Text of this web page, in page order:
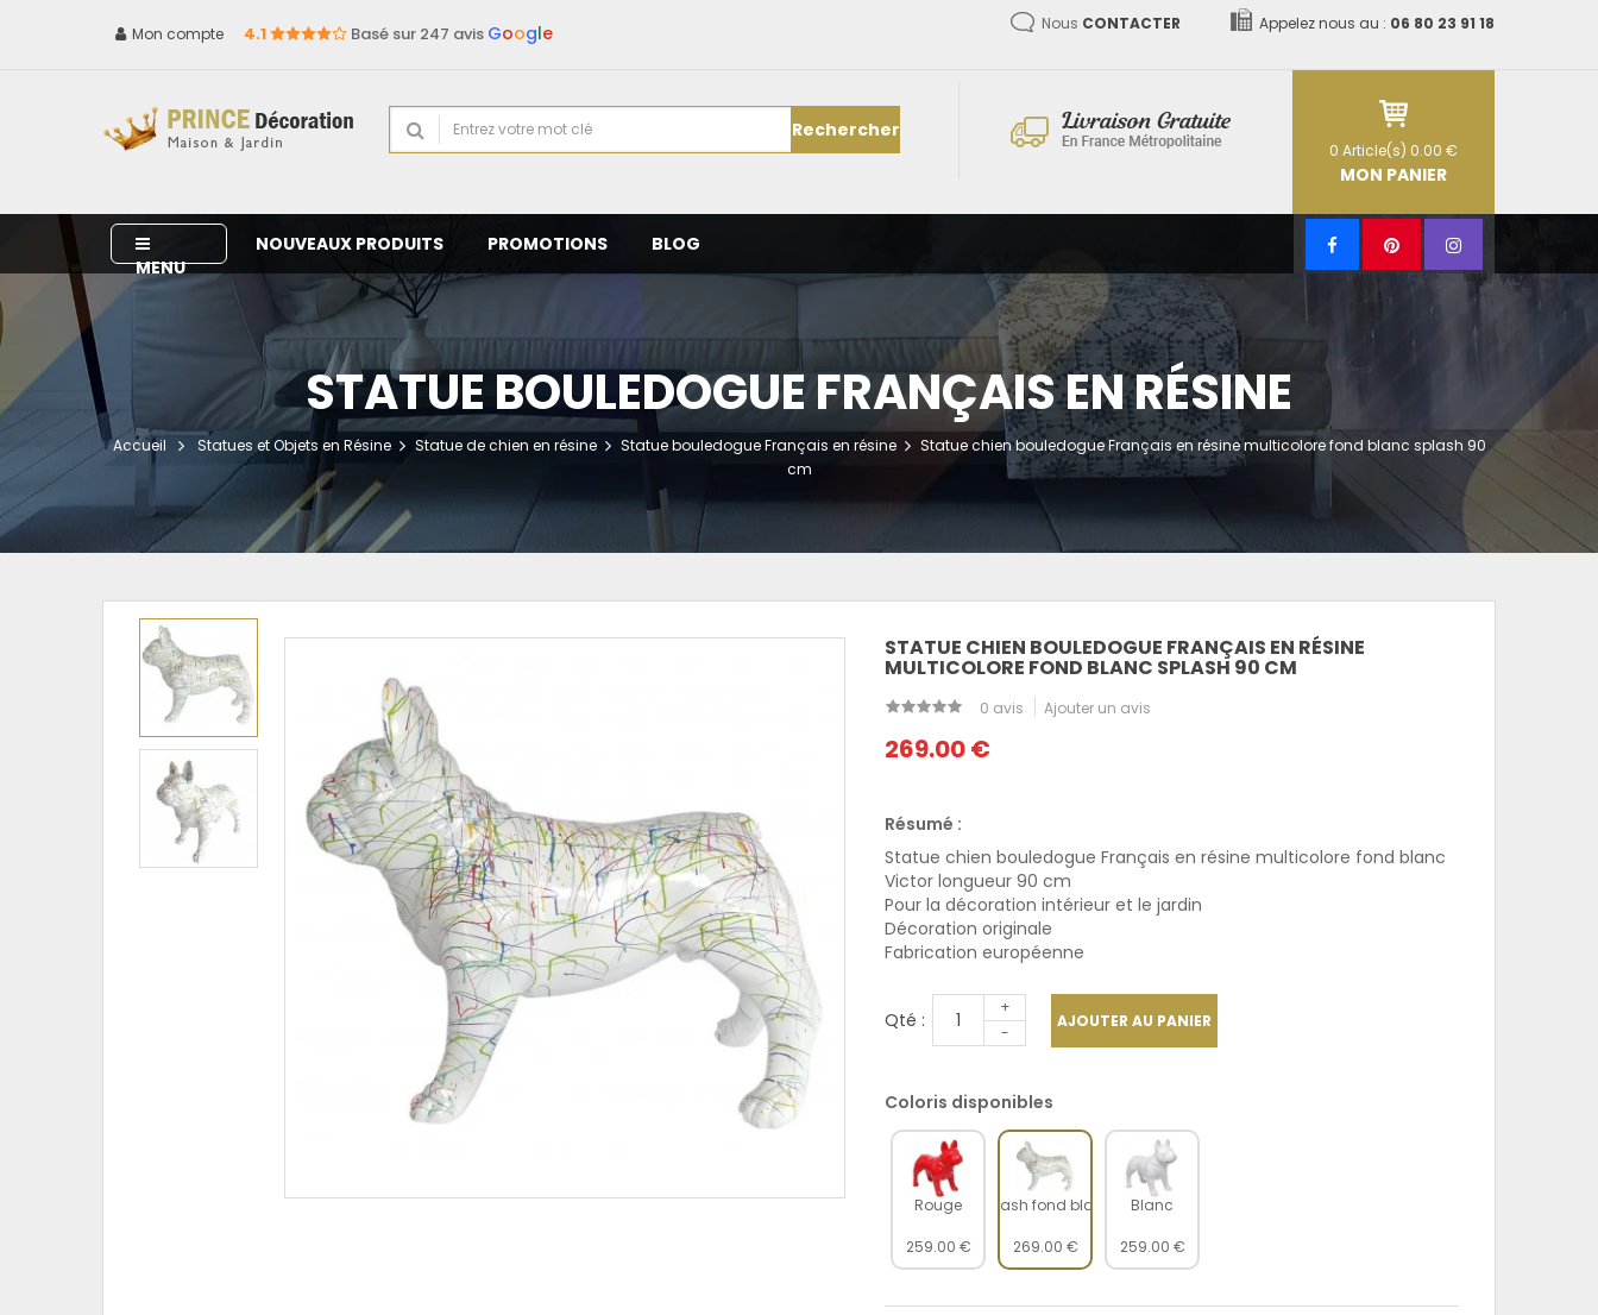
Mon compte 4.1 Basé sur 247 avis Google Nous CONTACTER Appelez nous au : 06 80 23 91 18
Rechercher
0 Article(s) 0.00 €
MON PANIER
MENU
NOUVEAUX PRODUITS PROMOTIONS BLOG
STATUE BOULEDOGUE FRANÇAIS EN RÉSINE
Accueil Statues et Objets en Résine Statue de chien en résine Statue bouledogue Français en résine
Statue chien bouledogue Français en résine multicolore fond blanc splash 90
cm
STATUE CHIEN BOULEDOGUE FRANÇAIS EN RÉSINE
MULTICOLORE FOND BLANC SPLASH 90 CM
0 avis Ajouter un avis
269.00 €
Résumé :
Statue chien bouledogue Français en résine multicolore fond blanc
Victor longueur 90 cm
Pour la décoration intérieur et le jardin
Décoration originale
Fabrication européenne
Qté :
+
-
AJOUTER AU PANIER
Coloris disponibles
Rouge
259.00 €
Splash fond blanc
269.00 €
Blanc
259.00 €